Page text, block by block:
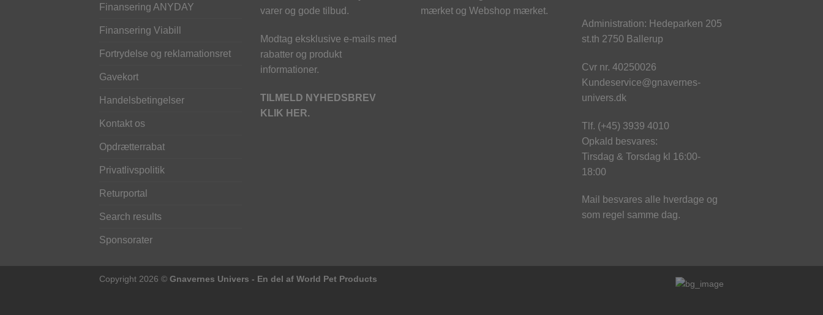
Finansering ANYDAY
Finansering Viabill
Fortrydelse og reklamationsret
Gavekort
Handelsbetingelser
Kontakt os
Opdrætterrabat
Privatlivspolitik
Returportal
Search results
Sponsorater
varer og gode tilbud.
Modtag eksklusive e-mails med
rabatter og produkt
informationer.
TILMELD NYHEDSBREV
KLIK HER.
mærket og Webshop mærket.
Administration: Hedeparken 205
st.th 2750 Ballerup
Cvr nr. 40250026
Kundeservice@gnavernes-
univers.dk
Tlf. (+45) 3939 4010
Opkald besvares:
Tirsdag & Torsdag kl 16:00-
18:00
Mail besvares alle hverdage og
som regel samme dag.
Copyright 2026 © Gnavernes Univers - En del af World Pet Products